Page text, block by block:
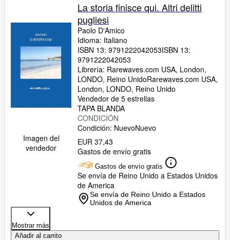
Imagen del
vendedor
La storia finisce qui. Altri delitti
pugliesi
Paolo D'Amico
Idioma: Italiano
ISBN 13: 9791222042053ISBN 13:
9791222042053
Librería: Rarewaves.com USA, London,
LONDO, Reino UnidoRarewaves.com USA,
London, LONDO, Reino Unido
Vendedor de 5 estrellas
TAPA BLANDA
CONDICIÓN
Condición: NuevoNuevo
EUR 37,43
Gastos de envío gratis
Gastos de envío gratis
Se envía de Reino Unido a Estados Unidos
de America
Se envía de Reino Unido a Estados
Unidos de America
Mostrar más
Añadir al carrito